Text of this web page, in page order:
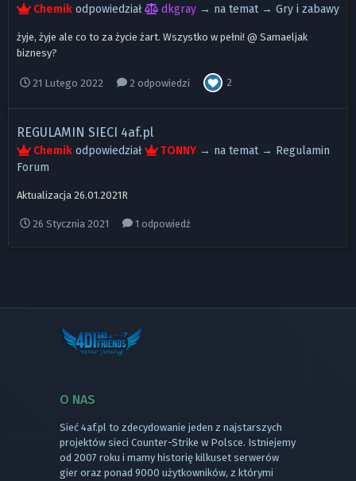
Chemikodpowiedział dkgray → na temat → Gry i zabawy
żyje, żyje ale co to za życie żart. Wszystko w pełni! @ Samaeljak
biznesy?
21 Lutego 2022 2 odpowiedzi 2
REGULAMIN SIECI 4af.pl
Chemikodpowiedział TONNY → na temat → Regulamin
Forum
Aktualizacja 26.01.2021R
26 Stycznia 2021 1 odpowiedź
O NAS
Sieć 4af.pl to zdecydowanie jeden z najstarszych
projektów sieci Counter-Strike w Polsce. Istniejemy
od 2007 roku i mamy historię kilkuset serwerów
gier oraz ponad 9000 użytkowników, z którymi